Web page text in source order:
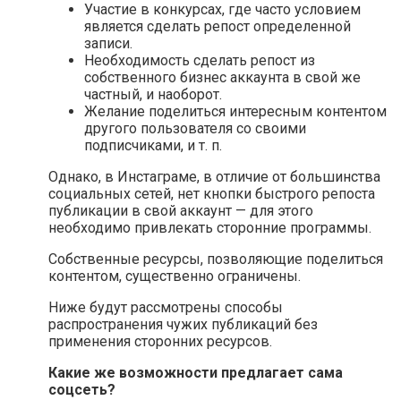
Участие в конкурсах, где часто условием
является сделать репост определенной
записи.
Необходимость сделать репост из
собственного бизнес аккаунта в свой же
частный, и наоборот.
Желание поделиться интересным контентом
другого пользователя со своими
подписчиками, и т. п.
Однако, в Инстаграме, в отличие от большинства
социальных сетей, нет кнопки быстрого репоста
публикации в свой аккаунт — для этого
необходимо привлекать сторонние программы.
Собственные ресурсы, позволяющие поделиться
контентом, существенно ограничены.
Ниже будут рассмотрены способы
распространения чужих публикаций без
применения сторонних ресурсов.
Какие же возможности предлагает сама
соцсеть?